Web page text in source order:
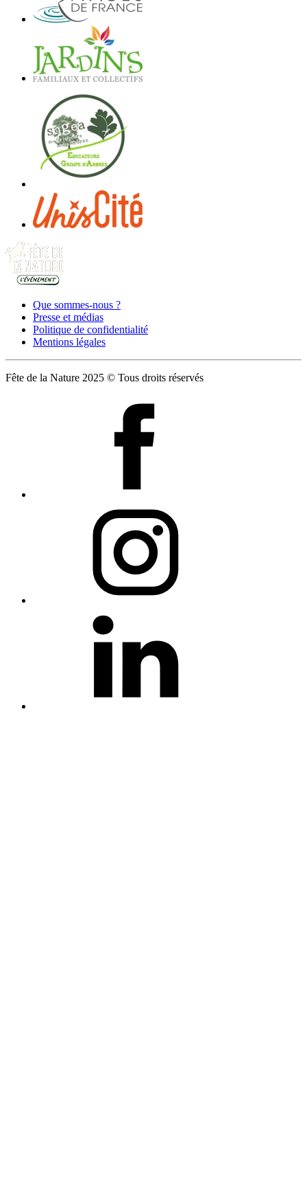
Que sommes-nous ?
Presse et médias
Politique de confidentialité
Mentions légales
Fête de la Nature 2025 © Tous droits réservés